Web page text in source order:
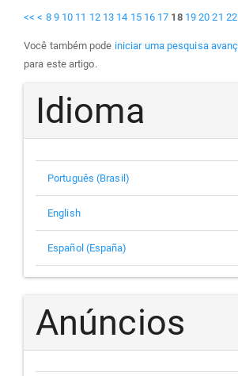
<< < 8 9 10 11 12 13 14 15 16 17 18 19 20 21 22
Você também pode iniciar uma pesquisa
para este artigo.
Idioma
Português (Brasil)
English
Español (España)
Anúncios